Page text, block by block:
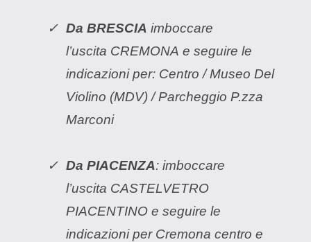
Da BRESCIA imboccare
l’uscita CREMONA e seguire le
indicazioni per: Centro / Museo Del
Violino (MDV) / Parcheggio P.zza
Marconi
Da PIACENZA: imboccare
l’uscita CASTELVETRO
PIACENTINO e seguire le
indicazioni per Cremona centro e